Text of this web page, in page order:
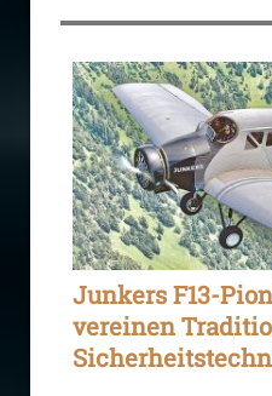
Junkers F13-
vereinen